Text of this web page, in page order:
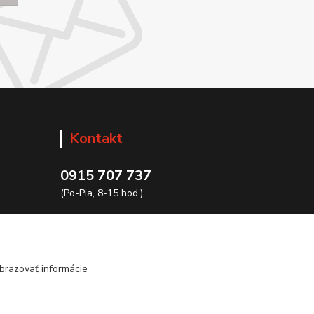
Kontakt
0915 707 737
(Po-Pia, 8-15 hod.)
informácie